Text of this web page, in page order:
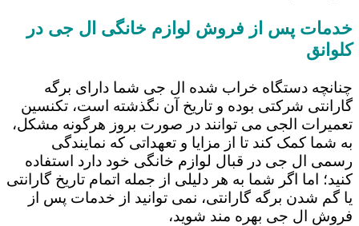
خدمات پس از فروش لوازم خانگی ال جی در
کلوانق
چنانچه دستگاه خراب شده ال جی شما دارای برگه
گارانتی شرکتی بوده و تاریخ آن نگذشته است، تکنسین
تعمیرات الجی می توانند در صورت بروز هرگونه مشکل،
به شما کمک کند تا از مزایا و تعهداتی که نمایندگی
رسمی ال جی در قبال لوازم خانگی خود دارد استفاده
کنید؛ اما اگر شما به هر دلیلی از جمله اتمام تاریخ گارانتی
یا گم شدن برگه گارانتی، نمی توانید از خدمات پس از
فروش ال جی بهره مند شوید،